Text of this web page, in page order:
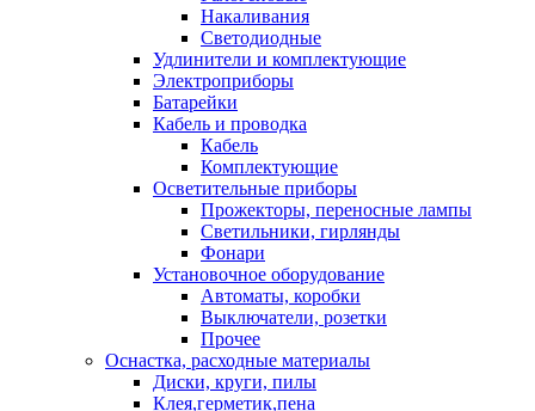
Накаливания
Светодиодные
Удлинители и комплектующие
Электроприборы
Батарейки
Кабель и проводка
Кабель
Комплектующие
Осветительные приборы
Прожекторы, переносные лампы
Светильники, гирлянды
Фонари
Установочное оборудование
Автоматы, коробки
Выключатели, розетки
Прочее
Оснастка, расходные материалы
Диски, круги, пилы
Клея,герметик,пена